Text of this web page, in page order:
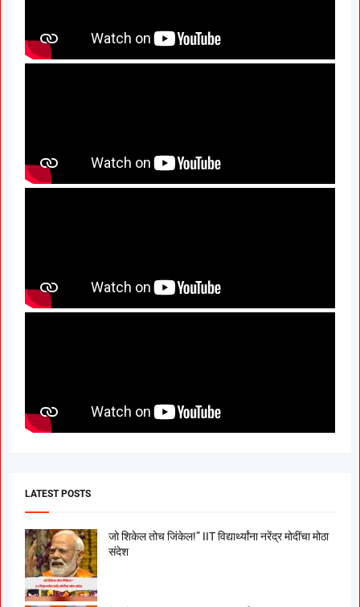
LATEST POSTS
जो शिकेल तोच जिंकेल!” IIT विद्यार्थ्यांना नरेंद्र मोदींचा मोठा
संदेश